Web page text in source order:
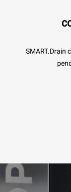
SMART.Drain